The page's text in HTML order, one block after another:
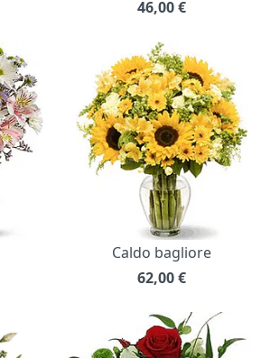
46,00€
Caldo bagliore
62,00€